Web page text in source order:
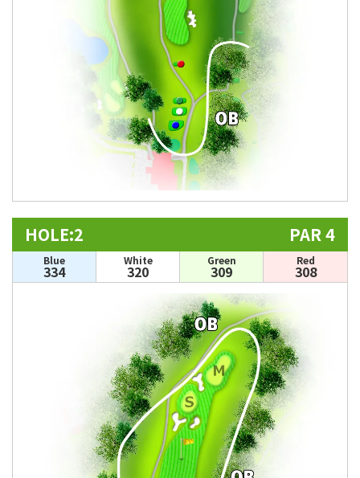
HOLE:2 PAR 4
Blue
334
White
320
Green
309
Red
308